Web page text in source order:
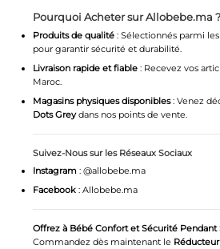
Pourquoi Acheter sur Allobebe.ma ?
Produits de qualité: Sélectionnés parmi
pour garantir sécurité et durabilité.
Livraison rapide et fiable: Recevez vos
Maroc.
Magasins physiques disponibles: Venez
Dots Greydans nos points de vente.
Suivez-Nous sur les Réseaux Sociaux
Instagram : @allobebe.ma
Facebook: Allobebe.ma
Offrez à Bébé Confort et Sécurité
Commandez dès maintenant le